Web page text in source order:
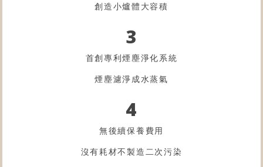
創造小爐體大容積
3
首創專利煙塵淨化系統
煙塵濾淨成水蒸氣
4
無後續保養費用
沒有耗材不製造二次污染